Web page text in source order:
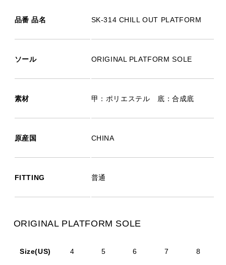
品番 品名 SK-314 CHILL OUT PLATFORM
ソール ORIGINAL PLATFORM SOLE
素材 甲：ポリエステル 底：合成底
原産国 CHINA
FITTING 普通
ORIGINAL PLATFORM SOLE
Size(US) 4 5 6 7 8